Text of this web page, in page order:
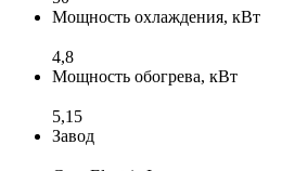
Мощность охлаждения, кВт
4,8
Мощность обогрева, кВт
5,15
Завод